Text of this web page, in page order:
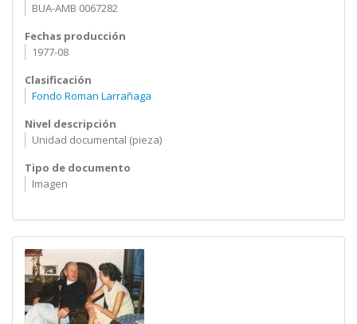
BUA-AMB 0067282
Fechas producción
1977-08
Clasificación
Fondo Roman Larrañaga
Nivel descripción
Unidad documental (pieza)
Tipo de documento
Imagen